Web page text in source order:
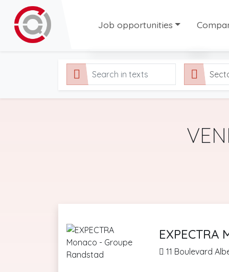
Job opportunities
Permanent contract offers
11 Boulevard